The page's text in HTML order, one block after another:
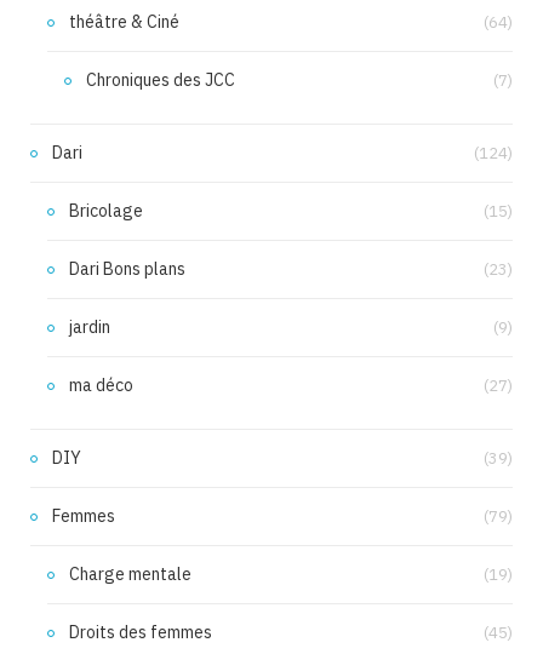
théâtre & Ciné (64)
Chroniques des JCC (7)
Dari (124)
Bricolage (15)
Dari Bons plans (23)
jardin (9)
ma déco (27)
DIY (39)
Femmes (79)
Charge mentale (19)
Droits des femmes (45)